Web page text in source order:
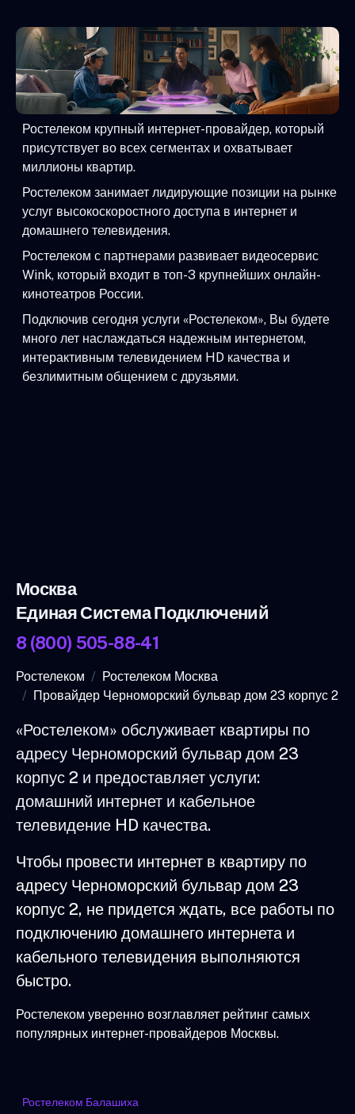
Ростелеком крупный интернет-провайдер, который
присутствует во всех сегментах и охватывает
миллионы квартир.
Ростелеком занимает лидирующие позиции на рынке
услуг высокоскоростного доступа в интернет и
домашнего телевидения.
Ростелеком с партнерами развивает видеосервис
Wink, который входит в топ-3 крупнейших онлайн-
кинотеатров России.
Подключив сегодня услуги «Ростелеком», Вы будете
много лет наслаждаться надежным интернетом,
интерактивным телевидением HD качества и
безлимитным общением с друзьями.
Москва
Единая Система Подключений
8 (800) 505-88-41
Ростелеком
Ростелеком Москва
Провайдер Черноморский бульвар дом 23 корпус 2
«Ростелеком» обслуживает квартиры по
адресу Черноморский бульвар дом 23
корпус 2 и предоставляет услуги:
домашний интернет и кабельное
телевидение HD качества.
Чтобы провести интернет в квартиру по
адресу Черноморский бульвар дом 23
корпус 2, не придется ждать, все работы по
подключению домашнего интернета и
кабельного телевидения выполняются
быстро.
Ростелеком уверенно возглавляет рейтинг самых
популярных интернет-провайдеров Москвы.
Ростелеком Балашиха